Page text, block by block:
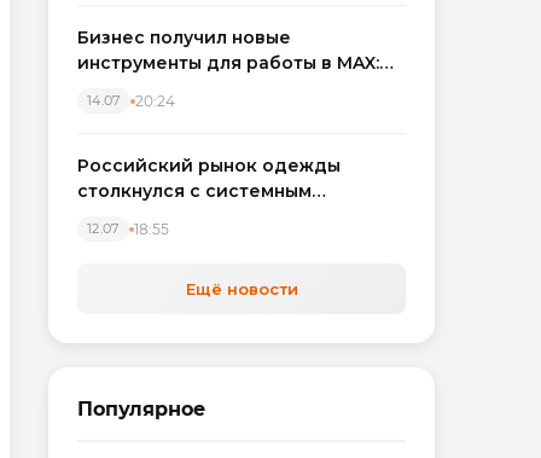
Бизнес получил новые
инструменты для работы в MAX:
автоматизируют обработку
14.07 20:24
Российский рынок одежды
столкнулся с системным
12.07 18:55
Ещё новости
Популярное